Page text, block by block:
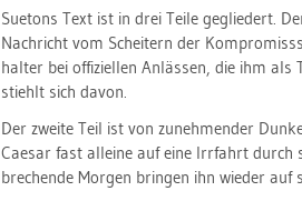
Sue­tons Text ist in drei Teile ge­glie­dert.
Nach­richt vom Schei­tern der
hal­ter bei of­fi­zi­el­len An­läs­sen, die ihm als
stiehlt sich davon.
Der zwei­te Teil ist von zu­neh­men­der
Cae­sar fast al­lei­ne auf eine Irr­fahrt
bre­chen­de Mor­gen brin­gen ihn wie­der auf